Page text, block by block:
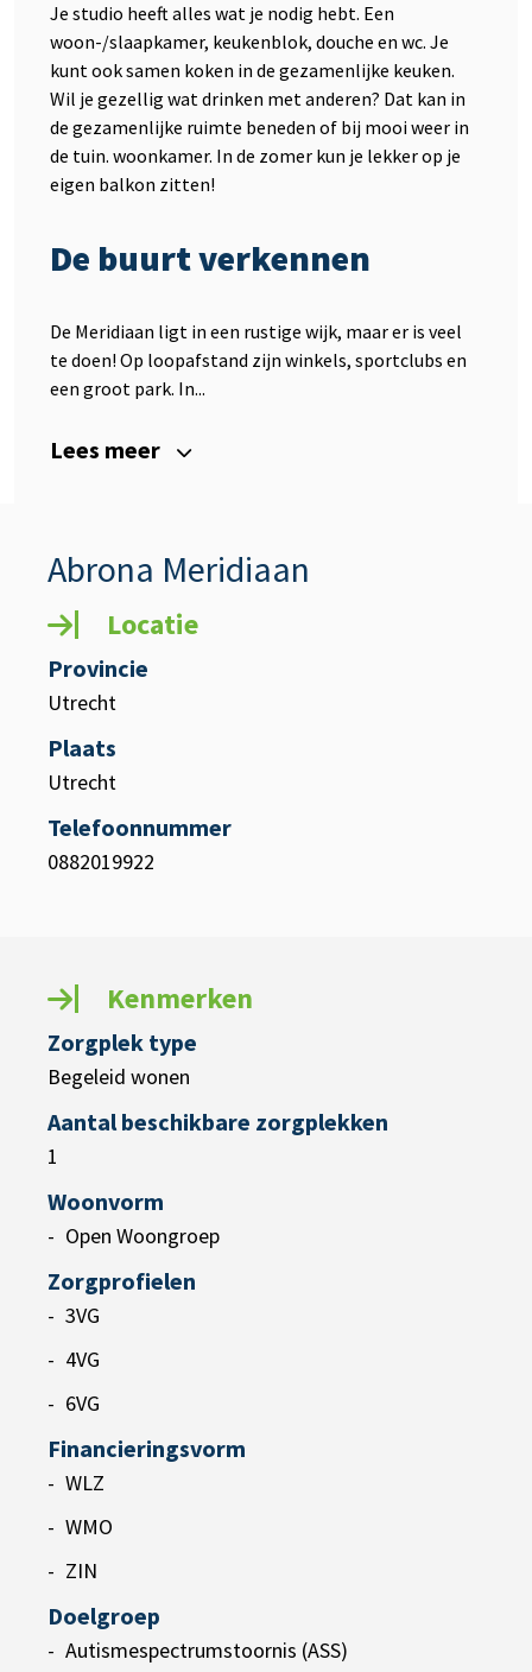
Je studio heeft alles wat je nodig hebt. Een
woon-/slaapkamer, keukenblok, douche en wc. Je
kunt ook samen koken in de gezamenlijke keuken.
Wil je gezellig wat drinken met anderen? Dat kan in
de gezamenlijke ruimte beneden of bij mooi weer in
de tuin. woonkamer. In de zomer kun je lekker op je
eigen balkon zitten!
De buurt verkennen
De Meridiaan ligt in een rustige wijk, maar er is veel
te doen! Op loopafstand zijn winkels, sportclubs en
een groot park. In...
Lees meer
Abrona Meridiaan
Locatie
Provincie
Utrecht
Plaats
Utrecht
Telefoonnummer
0882019922
Kenmerken
Zorgplek type
Begeleid wonen
Aantal beschikbare zorgplekken
1
Woonvorm
Open Woongroep
Zorgprofielen
3VG
4VG
6VG
Financieringsvorm
WLZ
WMO
ZIN
Doelgroep
Autismespectrumstoornis (ASS)